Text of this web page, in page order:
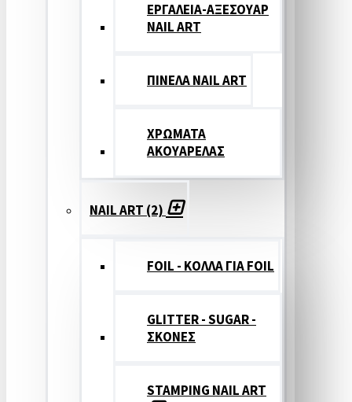
ΕΡΓΑΛΕΙΑ-ΑΞΕΣΟΥΑΡ
NAIL ART
ΠΙΝΕΛΑ NAIL ART
ΧΡΩΜΑΤΑ
ΑΚΟΥΑΡΕΛΑΣ
NAIL ART (2)
FOIL - ΚΟΛΛΑ ΓΙΑ FOIL
GLITTER - SUGAR -
ΣΚΟΝΕΣ
STAMPING NAIL ART